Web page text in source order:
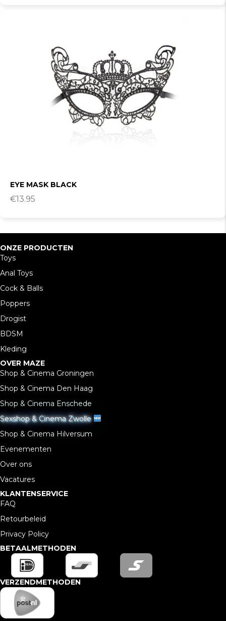
EYE MASK BLACK
€13.95
ONZE PRODUCTEN
Toys
Anal Toys
Cock & Balls
Poppers
Drogist
BDSM
Kleding
OVER MAZE
Shop & Cinema Groningen
Shop & Cinema Den Haag
Shop & Cinema Enschede
Sexshop & Cinema Zwolle
Shop & Cinema Hilversum
Evenementen
Over ons
Vacatures
KLANTENSERVICE
FAQ
Retourbeleid
Privacy Policy
BETAALMETHODEN
VERZENDMETHODEN